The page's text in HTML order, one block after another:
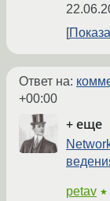
Ответ на:
+00:00
+ еще
petav